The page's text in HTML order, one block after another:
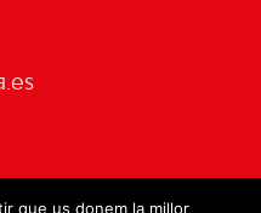
que us donem la millor